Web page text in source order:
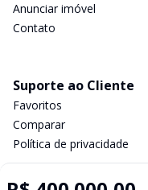
Anunciar imóvel
Contato
Suporte ao Cliente
Favoritos
Comparar
Política de privacidade